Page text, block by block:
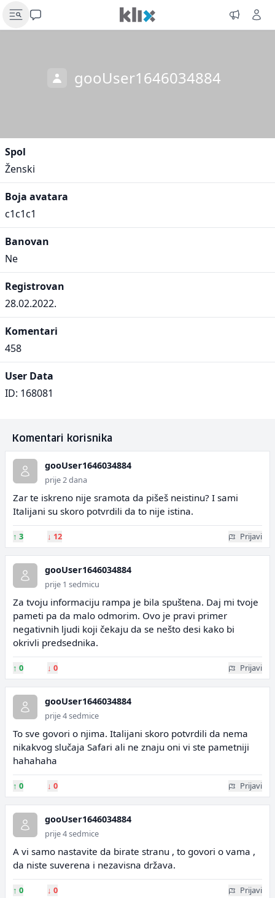
gooUser1646034884
Spol
Ženski
Boja avatara
c1c1c1
Banovan
Ne
Registrovan
28.02.2022.
Komentari
458
User Data
ID: 168081
Komentari korisnika
gooUser1646034884
prije 2 dana
Zar te iskreno nije sramota da pišeš neistinu? I sami
Italijani su skoro potvrdili da to nije istina.
↑ 3 ↓ 12 Prijavi
gooUser1646034884
prije 1 sedmicu
Za tvoju informaciju rampa je bila spuštena. Daj mi tvoje
pameti pa da malo odmorim. Ovo je pravi primer
negativnih ljudi koji čekaju da se nešto desi kako bi
okrivli predsednika.
↑ 0 ↓ 0 Prijavi
gooUser1646034884
prije 4 sedmice
To sve govori o njima. Italijani skoro potvrdili da nema
nikakvog slučaja Safari ali ne znaju oni vi ste pametniji
hahahaha
↑ 0 ↓ 0 Prijavi
gooUser1646034884
prije 4 sedmice
A vi samo nastavite da birate stranu , to govori o vama ,
da niste suverena i nezavisna država.
↑ 0 ↓ 0 Prijavi